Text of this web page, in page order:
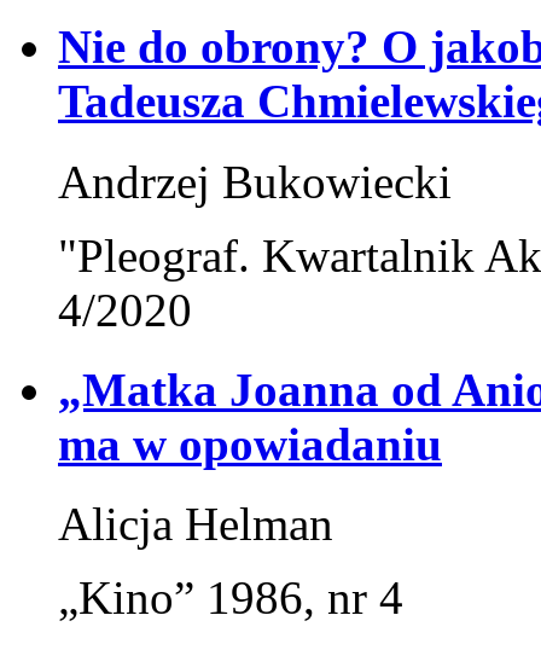
Nie do obrony? O
Tadeusza
Andrzej Bukowiecki
"Pleograf. Kwartalnik
4/2020
„Matka Joanna od
ma w opowiadaniu
Alicja Helman
„Kino” 1986, nr 4